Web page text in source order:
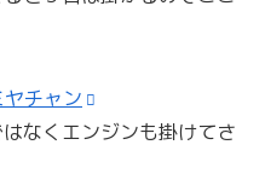
チャン
なくエンジンも掛けてさ